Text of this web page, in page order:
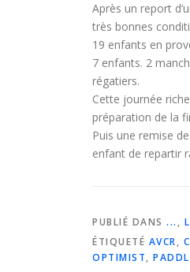
Après un report
très bonnes
19 enfants en
7 enfants. 2
régatiers.
Cette journée
préparation de la
Puis une remise
enfant de repartir
PUBLIÉ DANS ... ,
ÉTIQUETÉ AVCR,
OPTIMIST,